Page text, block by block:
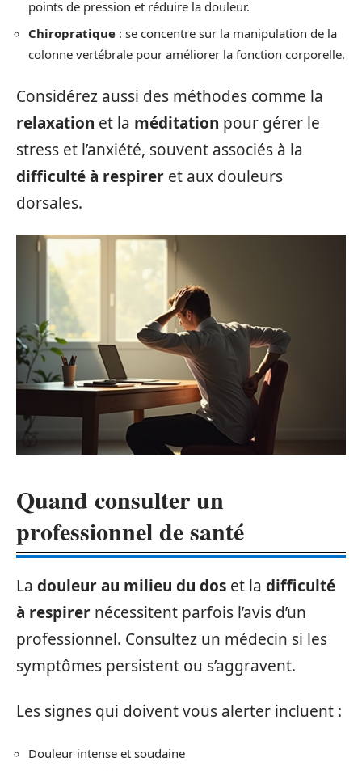
points de pression et réduire la douleur.
Chiropratique : se concentre sur la manipulation de la
colonne vertébrale pour améliorer la fonction corporelle.
Considérez aussi des méthodes comme la
relaxation et la méditation pour gérer le
stress et l’anxiété, souvent associés à la
difficulté à respirer et aux douleurs
dorsales.
Quand consulter un
professionnel de santé
La douleur au milieu du dos et la difficulté
à respirer nécessitent parfois l’avis d’un
professionnel. Consultez un médecin si les
symptômes persistent ou s’aggravent.
Les signes qui doivent vous alerter incluent :
Douleur intense et soudaine